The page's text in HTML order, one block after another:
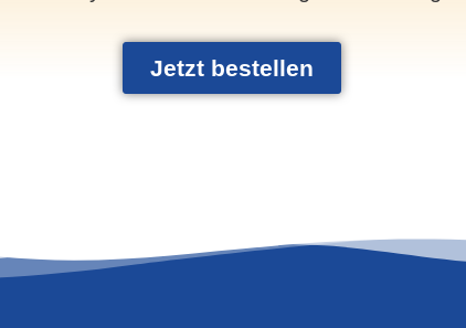
Jetzt bestellen